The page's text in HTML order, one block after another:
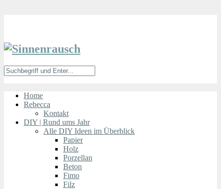
Home
Rebecca
Kontakt
DIY | Rund ums Jahr
Alle DIY Ideen im Überblick
Papier
Holz
Porzellan
Beton
Fimo
Filz